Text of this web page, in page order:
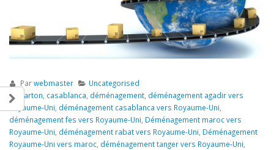
Parwebmaster
Uncategorised
carton, casablanca, déménagement, déménagement agadir vers
Royaume-Uni, déménagement casablanca vers Royaume-Uni,
déménagement fes vers Royaume-Uni, Déménagement maroc vers
Royaume-Uni, déménagement rabat vers Royaume-Uni, Déménagement
Royaume-Uni vers maroc, déménagement tanger vers Royaume-Uni,